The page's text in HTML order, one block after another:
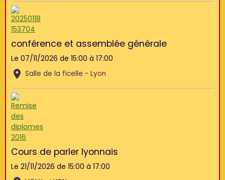
conférence et assemblée générale
Le 07/11/2026 de 15:00 à 17:00
Salle de la ficelle - Lyon
Cours de parler lyonnais
Le 21/11/2026 de 15:00 à 17:00